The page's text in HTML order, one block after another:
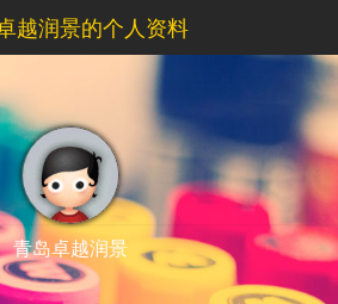
越润景的个人资料
青岛卓越润景